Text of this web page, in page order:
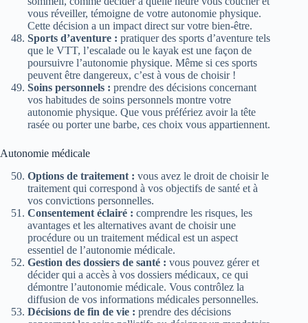
vous réveiller, témoigne de votre autonomie physique.
Cette décision a un impact direct sur votre bien-être.
Sports d’aventure : pratiquer des sports d’aventure tels
que le VTT, l’escalade ou le kayak est une façon de
poursuivre l’autonomie physique. Même si ces sports
peuvent être dangereux, c’est à vous de choisir !
Soins personnels : prendre des décisions concernant
vos habitudes de soins personnels montre votre
autonomie physique. Que vous préfériez avoir la tête
rasée ou porter une barbe, ces choix vous appartiennent.
Autonomie médicale
Options de traitement : vous avez le droit de choisir le
traitement qui correspond à vos objectifs de santé et à
vos convictions personnelles.
Consentement éclairé : comprendre les risques, les
avantages et les alternatives avant de choisir une
procédure ou un traitement médical est un aspect
essentiel de l’autonomie médicale.
Gestion des dossiers de santé : vous pouvez gérer et
décider qui a accès à vos dossiers médicaux, ce qui
démontre l’autonomie médicale. Vous contrôlez la
diffusion de vos informations médicales personnelles.
Décisions de fin de vie : prendre des décisions